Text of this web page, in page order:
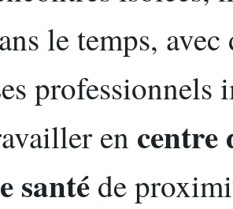
le temps,
professionnels
en centre
santé de